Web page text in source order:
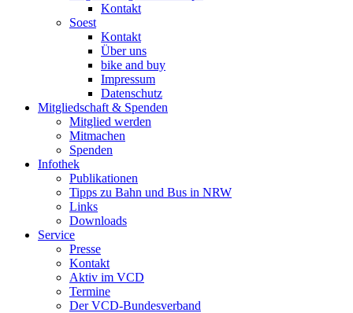
Kontakt
Soest
Kontakt
Über uns
bike and buy
Impressum
Datenschutz
Mitgliedschaft & Spenden
Mitglied werden
Mitmachen
Spenden
Infothek
Publikationen
Tipps zu Bahn und Bus in NRW
Links
Downloads
Service
Presse
Kontakt
Aktiv im VCD
Termine
Der VCD-Bundesverband